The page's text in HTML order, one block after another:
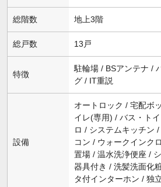
総階数 地上3階
総戸数 13戸
特徴
駐輪場 / BSアンテナ /
グ / IT重説
設備
オートロック / 宅配ボ
イレ(専用) / バス・ト
ロ / システムキッチン
コン / ウォークインク
置場 / 温水洗浄便座 /
器具付き / 洗髪洗面化
タ付インターホン / 独